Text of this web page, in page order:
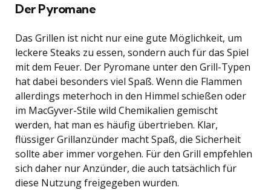
Der Pyromane
Das Grillen ist nicht nur eine gute Möglichkeit, um
leckere Steaks zu essen, sondern auch für das Spiel
mit dem Feuer. Der Pyromane unter den Grill-Typen
hat dabei besonders viel Spaß. Wenn die Flammen
allerdings meterhoch in den Himmel schießen oder
im MacGyver-Stile wild Chemikalien gemischt
werden, hat man es häufig übertrieben. Klar,
flüssiger Grillanzünder macht Spaß, die Sicherheit
sollte aber immer vorgehen. Für den Grill empfehlen
sich daher nur Anzünder, die auch tatsächlich für
diese Nutzung freigegeben wurden.